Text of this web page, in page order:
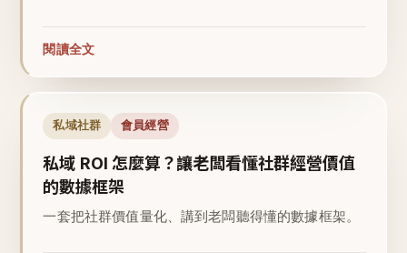
閱讀全文
私域社群 會員經營
私域 ROI 怎麼算？讓老闆看懂社群經營價值
的數據框架
一套把社群價值量化、講到老闆聽得懂的數據框架。